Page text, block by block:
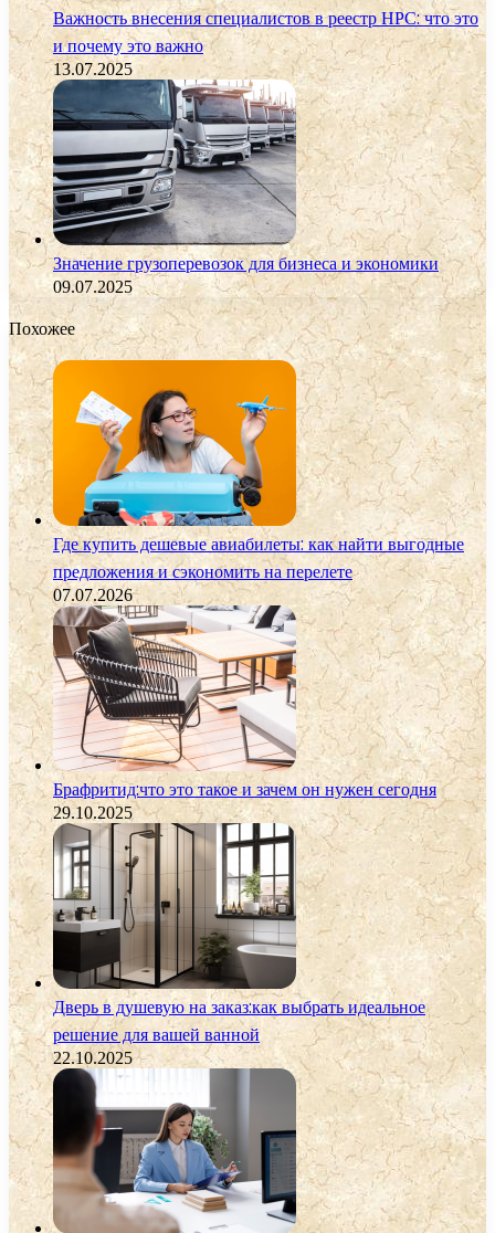
Важность внесения специалистов в реестр НРС: что это
и почему это важно
13.07.2025
Значение грузоперевозок для бизнеса и экономики
09.07.2025
Похожее
Где купить дешевые авиабилеты: как найти выгодные
предложения и сэкономить на перелете
07.07.2026
Брафритид:что это такое и зачем он нужен сегодня
29.10.2025
Дверь в душевую на заказ:как выбрать идеальное
решение для вашей ванной
22.10.2025